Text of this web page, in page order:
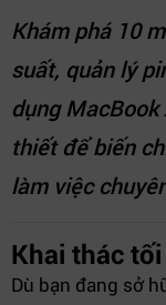
Khám phá 10
suất, quản lý
dụng
thiết để biến
làm việc
Khai thác
Dù bạn đang sở